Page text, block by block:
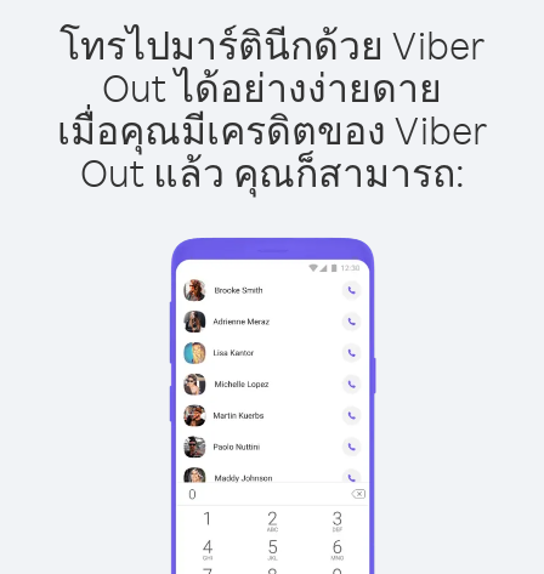
โทรไปมาร์ตินีกด้วย Viber
Out ได้อย่างง่ายดาย
เมื่อคุณมีเครดิตของ Viber
Out แล้ว คุณก็สามารถ: